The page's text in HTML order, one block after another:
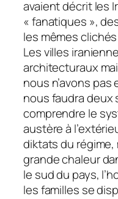
avaient décrit les
« fanatiques »,
les mêmes
Les villes
architecturaux
nous n’avons
nous faudra deux
comprendre le
austère à
diktats du régime,
grande chaleur
le sud du pays,
les familles se